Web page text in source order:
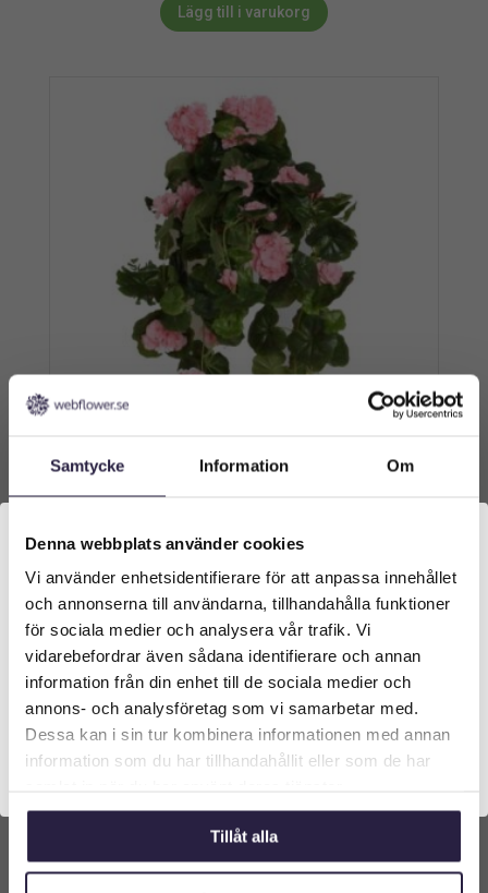
Samtycke Information Om
Denna webbplats använder cookies
Vi använder enhetsidentifierare för att anpassa innehållet
och annonserna till användarna, tillhandahålla funktioner
för sociala medier och analysera vår trafik. Vi
vidarebefordrar även sådana identifierare och annan
information från din enhet till de sociala medier och
annons- och analysföretag som vi samarbetar med.
Dessa kan i sin tur kombinera informationen med annan
information som du har tillhandahållit eller som de har
Tillåt alla
Lägg till i varukorg
Pelargon | Konstgjord hängpelargon rosa 65
589kr
Lägg till i varukorg
Välkommen till Webflower
Vilken typ av kund är du? Du kan alltid justera ditt val
längst upp på sidan.
Företagskund (exkl. moms)
Privatkund (inkl. moms)